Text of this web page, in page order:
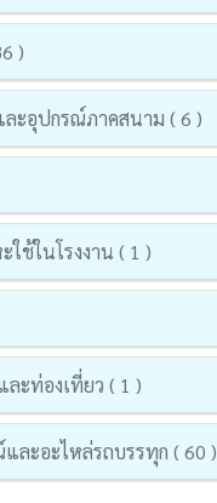
)
ละอุปกรณ์ภาคสนาม ( 6 )
ใช้ในโรงงาน ( 1 )
ะท่องเที่ยว ( 1 )
ละอะไหล่รถบรรทุก ( 60 )